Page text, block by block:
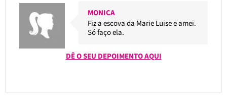
MONICA
Fiz a escova da Marie Luise e amei.
Só faço ela.
DÊ O SEU DEPOIMENTO AQUI